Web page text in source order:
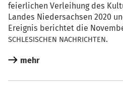
fei­er­li­chen Ver­lei­hung des
Lan­des Nie­der­sach­sen 2020
Ereig­nis berich­tet die
SCHLESISCHEN NACHRICHTEN.
mehr